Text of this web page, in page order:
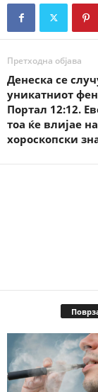
Претходна објава
Денеска се
уникатниот
Портал 12:12.
тоа ќе влијае
хороскопски